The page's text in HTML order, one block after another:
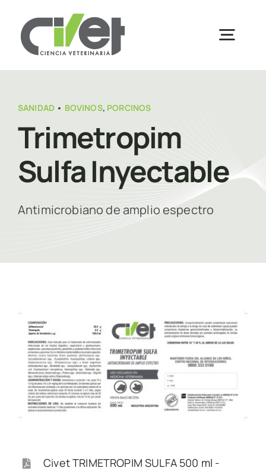
contenido
Sobre Nosotros
Productos
Inscripciones
Distribuidores
SANIDAD • BOVINOS, PORCINOS
Trimetropim
Sulfa Inyectable
Antimicrobiano de amplio espectro
Civet TRIMETROPIM SULFA 500 ml -